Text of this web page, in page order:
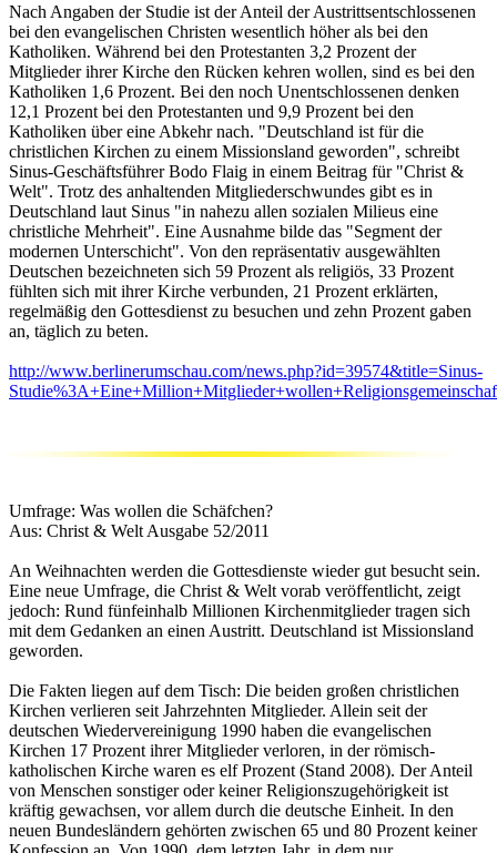
Nach Angaben der Studie ist der Anteil der Austrittsentschlossenen
bei den evangelischen Christen wesentlich höher als bei den
Katholiken. Während bei den Protestanten 3,2 Prozent der
Mitglieder ihrer Kirche den Rücken kehren wollen, sind es bei den
Katholiken 1,6 Prozent. Bei den noch Unentschlossenen denken
12,1 Prozent bei den Protestanten und 9,9 Prozent bei den
Katholiken über eine Abkehr nach. "Deutschland ist für die
christlichen Kirchen zu einem Missionsland geworden", schreibt
Sinus-Geschäftsführer Bodo Flaig in einem Beitrag für "Christ &
Welt". Trotz des anhaltenden Mitgliederschwundes gibt es in
Deutschland laut Sinus "in nahezu allen sozialen Milieus eine
christliche Mehrheit". Eine Ausnahme bilde das "Segment der
modernen Unterschicht". Von den repräsentativ ausgewählten
Deutschen bezeichneten sich 59 Prozent als religiös, 33 Prozent
fühlten sich mit ihrer Kirche verbunden, 21 Prozent erklärten,
regelmäßig den Gottesdienst zu besuchen und zehn Prozent gaben
an, täglich zu beten.
http://www.berlinerumschau.com/news.php?id=39574&title=Sinus-
Umfrage: Was wollen die Schäfchen?
Aus: Christ & Welt Ausgabe 52/2011
An Weihnachten werden die Gottesdienste wieder gut besucht sein.
Eine neue Umfrage, die Christ & Welt vorab veröffentlicht, zeigt
jedoch: Rund fünfeinhalb Millionen Kirchenmitglieder tragen sich
mit dem Gedanken an einen Austritt. Deutschland ist Missionsland
geworden.
Die Fakten liegen auf dem Tisch: Die beiden großen christlichen
Kirchen verlieren seit Jahrzehnten Mitglieder. Allein seit der
deutschen Wiedervereinigung 1990 haben die evangelischen
Kirchen 17 Prozent ihrer Mitglieder verloren, in der römisch-
katholischen Kirche waren es elf Prozent (Stand 2008). Der Anteil
von Menschen sonstiger oder keiner Religionszugehörigkeit ist
kräftig gewachsen, vor allem durch die deutsche Einheit. In den
neuen Bundesländern gehörten zwischen 65 und 80 Prozent keiner